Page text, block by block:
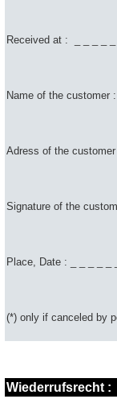
Received at : _ _ _ _
Name of the customer
Adress of the
Signature of the
Place, Date : _ _ _ _ _
(*) only if canceled by
Wiederrufsrecht :